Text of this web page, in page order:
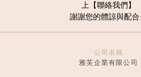
上【聯絡我們 】
謝謝您的體諒與配合
公司名稱
雅芙企業有限公司